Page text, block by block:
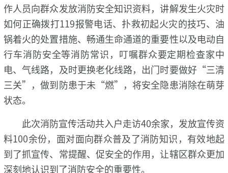
作人员向群众发放消防安全知识资料，讲解发生火灾时
如何正确拨打119报警电话、扑救初起火灾的技巧、油
锅着火的处置措施、畅通生命通道的重要性以及电动自
行车消防安全等消防常识，叮嘱群众要定期检查家中
电、气线路，及时更换老化线路，出门时要做好“三清
三关”，做到防患于未“燃”，将安全隐患消除在萌芽
状态。
此次消防宣传活动共入户走访40余家，发放宣传资
料100余份，面对面向群众普及了消防知识，有效地起
到了抓宣传、常提醒、促安全的作用，让辖区群众更加
深刻地认识到了消防安全的重要性。